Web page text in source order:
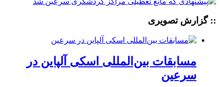
:: گزارش تصویری
مسابقات بین‌المللی اسکی آلپاین در
سرعین